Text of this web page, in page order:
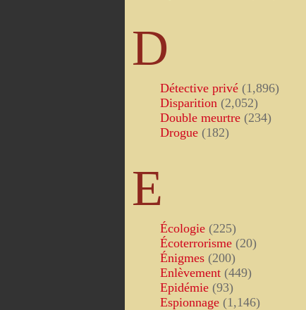
D
Détective privé (1,896)
Disparition (2,052)
Double meurtre (234)
Drogue (182)
E
Écologie (225)
Écoterrorisme (20)
Énigmes (200)
Enlèvement (449)
Epidémie (93)
Espionnage (1,146)